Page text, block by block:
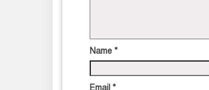
Name *
Email *